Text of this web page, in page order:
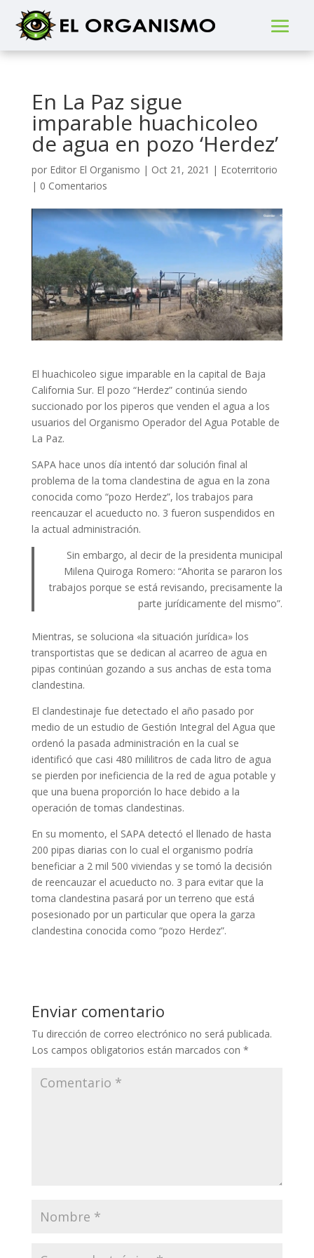
En La Paz sigue
imparable huachicoleo
de agua en pozo ‘Herdez’
por Editor El Organismo | Oct 21, 2021 | Ecoterritorio
| 0 Comentarios
El huachicoleo sigue imparable en la capital de Baja
California Sur. El pozo “Herdez” continúa siendo
succionado por los piperos que venden el agua a los
usuarios del Organismo Operador del Agua Potable de
La Paz.
SAPA hace unos día intentó dar solución final al
problema de la toma clandestina de agua en la zona
conocida como “pozo Herdez”, los trabajos para
reencauzar el acueducto no. 3 fueron suspendidos en
la actual administración.
Sin embargo, al decir de la presidenta municipal
Milena Quiroga Romero: “Ahorita se pararon los
trabajos porque se está revisando, precisamente la
parte jurídicamente del mismo”.
Mientras, se soluciona «la situación jurídica» los
transportistas que se dedican al acarreo de agua en
pipas continúan gozando a sus anchas de esta toma
clandestina.
El clandestinaje fue detectado el año pasado por
medio de un estudio de Gestión Integral del Agua que
ordenó la pasada administración en la cual se
identificó que casi 480 mililitros de cada litro de agua
se pierden por ineficiencia de la red de agua potable y
que una buena proporción lo hace debido a la
operación de tomas clandestinas.
En su momento, el SAPA detectó el llenado de hasta
200 pipas diarias con lo cual el organismo podría
beneficiar a 2 mil 500 viviendas y se tomó la decisión
de reencauzar el acueducto no. 3 para evitar que la
toma clandestina pasará por un terreno que está
posesionado por un particular que opera la garza
clandestina conocida como “pozo Herdez”.
Enviar comentario
Tu dirección de correo electrónico no será publicada.
Los campos obligatorios están marcados con *